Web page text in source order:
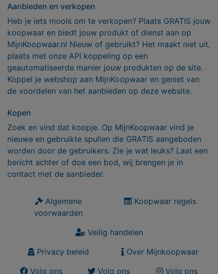
Aanbieden en verkopen
Heb je iets moois om te verkopen? Plaats GRATIS jouw
koopwaar en biedt jouw produkt of dienst aan op
MijnKoopwaar.nl Nieuw of gebruikt? Het maakt niet uit,
plaats met onze API koppeling op een
geautomatiseerde manier jouw produkten op de site.
Koppel je webshop aan MijnKoopwaar en geniet van
de voordelen van het aanbieden op deze website.
Kopen
Zoek en vind dat koopje. Op MijnKoopwaar vind je
nieuwe en gebruikte spullen die GRATIS aangeboden
worden door de gebruikers. Zie je wat leuks? Laat een
bericht achter of doe een bod, wij brengen je in
contact met de aanbieder.
Algemene
voorwaarden
Koopwaar regels
Veilig handelen
Privacy beleid
Over Mijnkoopwaar
Volg ons
Volg ons Volg ons